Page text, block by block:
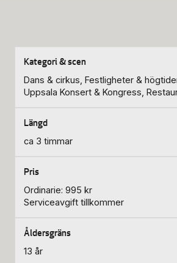
Dans & cirkus, Festligheter &
Uppsala Konsert & Kongress,
ca 3 timmar
Ordinarie: 995 kr
Serviceavgift tillkommer
13 år